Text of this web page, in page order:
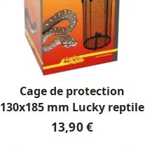
Cage de protection
130x185 mm Lucky reptile
13,90 €